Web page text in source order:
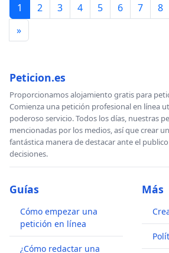
1 2 3 4 5 6 7 8
»
Peticion.es
Proporcionamos alojamiento gratis para
Comienza una petición profesional en línea
poderoso servicio. Todos los días, nuestras
mencionadas por los medios, así que crear
fantástica manera de destacar ante el
decisiones.
Guías
Cómo empezar una
petición en línea
¿Cómo redactar una
Más